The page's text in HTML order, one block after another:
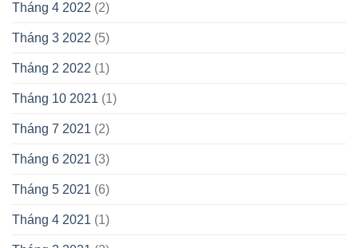
Tháng 4 2022 (2)
Tháng 3 2022 (5)
Tháng 2 2022 (1)
Tháng 10 2021 (1)
Tháng 7 2021 (2)
Tháng 6 2021 (3)
Tháng 5 2021 (6)
Tháng 4 2021 (1)